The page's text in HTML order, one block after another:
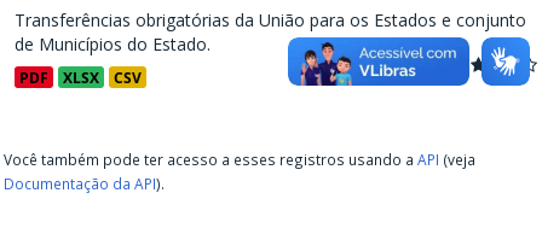
Transferências obrigatórias da União para os Estados e conjunto
de Municípios do Estado.
PDF XLSX CSV
Você também pode ter acesso a esses registros usando a API (veja
Documentação da API).